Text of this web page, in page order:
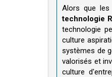
Alors que les
technologie
technologie
culture
systèmes de
valorisés et
culture